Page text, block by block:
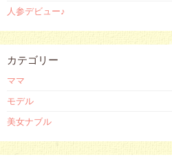
人参デビュー♪
カテゴリー
ママ
モデル
美女ナブル